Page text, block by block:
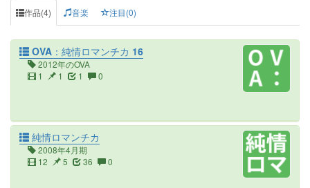
作品(4) 音楽 注目(0)
OVA：純情ロマンチカ 16
2012年のOVA
1
1 1 0
純情ロマンチカ
2008年4月期
12
5 36 0